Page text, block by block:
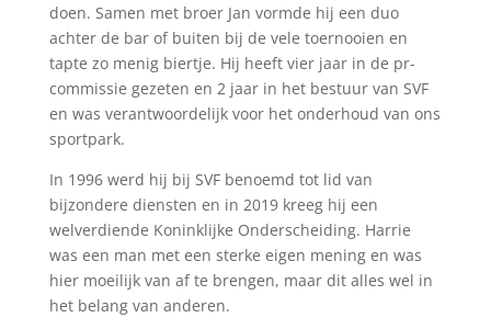
doen. Samen met broer Jan vormde hij een duo
achter de bar of buiten bij de vele toernooien en
tapte zo menig biertje. Hij heeft vier jaar in de pr-
commissie gezeten en 2 jaar in het bestuur van SVF
en was verantwoordelijk voor het onderhoud van ons
sportpark.
In 1996 werd hij bij SVF benoemd tot lid van
bijzondere diensten en in 2019 kreeg hij een
welverdiende Koninklijke Onderscheiding. Harrie
was een man met een sterke eigen mening en was
hier moeilijk van af te brengen, maar dit alles wel in
het belang van anderen.